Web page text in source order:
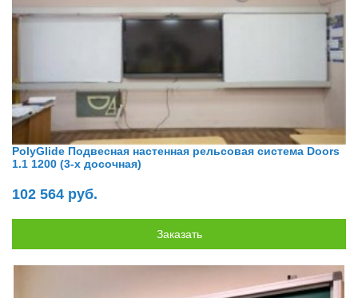
PolyGlide Подвесная настенная рельсовая система Doors
1.1 1200 (3-х досочная)
102 564 руб.